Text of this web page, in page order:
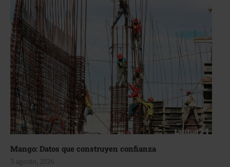
Mango: Datos que construyen confianza
3 agosto, 2026